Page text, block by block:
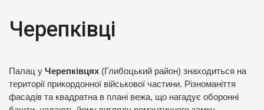
Черепківці
Палац у Черепківцях (Глибоцький район) знаходиться на
території прикордонної військової частини. Різноманіття
фасадів та квадратна в плані вежа, що нагадує оборонні